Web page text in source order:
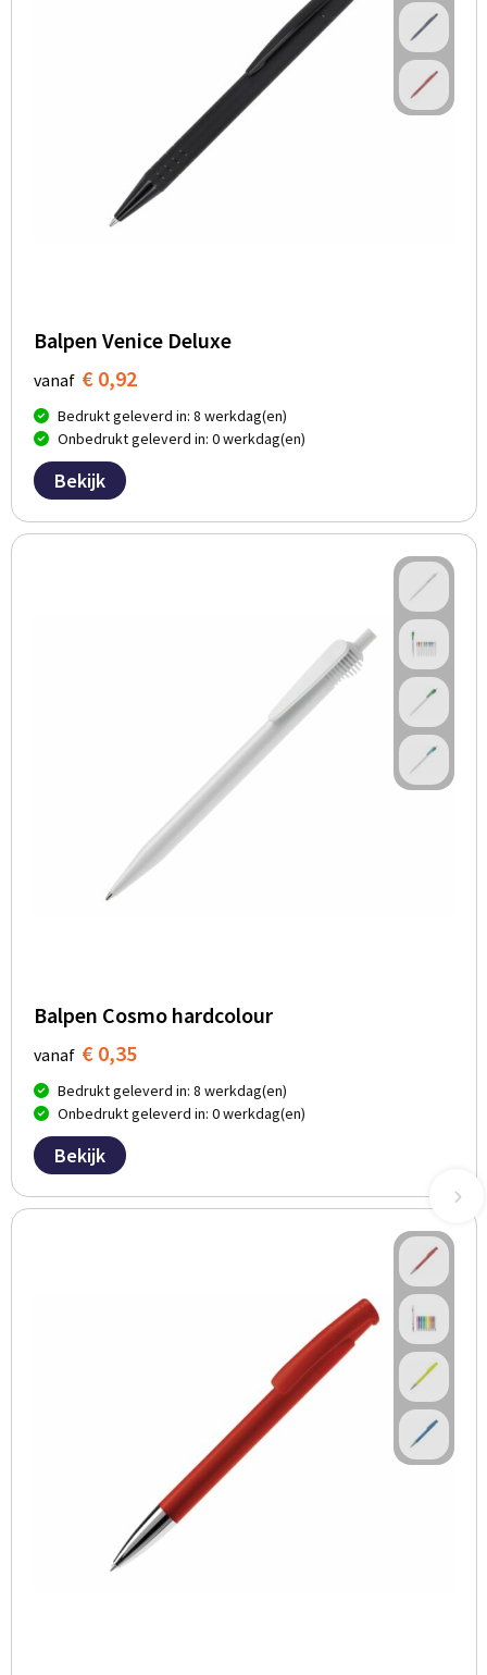
Balpen Venice Deluxe
vanaf € 0,92
Bedrukt geleverd in: 8 werkdag(en)
Onbedrukt geleverd in: 0 werkdag(en)
Bekijk
Balpen Cosmo hardcolour
vanaf € 0,35
Bedrukt geleverd in: 8 werkdag(en)
Onbedrukt geleverd in: 0 werkdag(en)
Bekijk